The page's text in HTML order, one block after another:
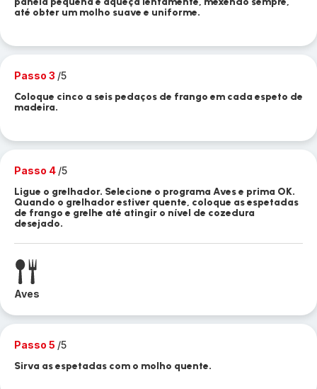
até obter um molho suave e uniforme.
Passo 3 /5
Coloque cinco a seis pedaços de frango em cada espeto de
madeira.
Passo 4 /5
Ligue o grelhador. Selecione o programa Aves e prima OK.
Quando o grelhador estiver quente, coloque as espetadas
de frango e grelhe até atingir o nível de cozedura
desejado.
Aves
Passo 5 /5
Sirva as espetadas com o molho quente.